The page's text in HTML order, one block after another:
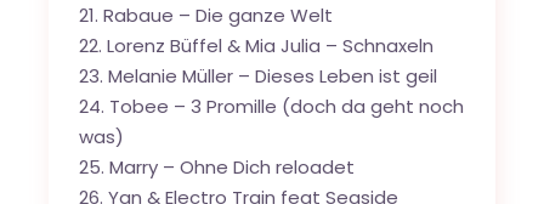
21. Rabaue – Die ganze Welt
22. Lorenz Büffel & Mia Julia – Schnaxeln
23. Melanie Müller – Dieses Leben ist geil
24. Tobee – 3 Promille (doch da geht noch
was)
25. Marry – Ohne Dich reloadet
26. Yan & Electro Train feat Seaside